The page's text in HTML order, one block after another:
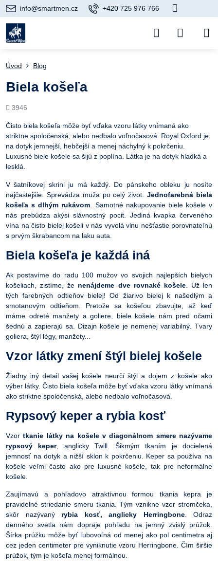
info@smartmen.cz +420 725 976 766
Úvod Blog
Biela košeľa
Počet
3946
Čisto biela košeľa môže byť vďaka vzoru látky vnímaná ako
striktne spoločenská, alebo nedbalo voľnočasová. Royal Oxford je
na dotyk jemnejší, hebčejší a menej náchylný k pokrčeniu.
Luxusné biele košele sa šijú z poplína. Látka je na dotyk hladká a
lesklá.
V šatníkovej skrini ju má každý. Do pánskeho obleku ju nosíte
najčastejšie. Sprevádza muža po celý život.Jednofarebná biela
košeľa s dlhým rukávom . Samotné nakupovanie biele košele v
nás prebúdza akýsi slávnostný pocit. Jediná kvapka červeného
vína na čisto bielej košeli v nás vyvolá vlnu nešťastie porovnateľnú
s prvým škrabancom na laku auta.
Biela košeľa je každá iná
Ak postavíme do radu 100 mužov vo svojich najlepších bielych
košeliach, zistíme, že nenájdeme dve rovnaké košele. Už len
tých farebných odtieňov bielej! Od žiarivo bielej k našedlým a
smotanovým odtieňom. Pretože sa košeľou zbavujte, až keď
máme odreté manžety a goliere, biele košele nám pred očami
šednú a zapierajú sa. Dizajn košele je nemenej variabilný. Tvary
goliera, štýl légy, manžety...
Vzor látky zmení štýl bielej košele
Žiadny iný detail vašej košele neurčí štýl a dojem z košele ako
výber látky. Čisto biela košeľa môže byť vďaka vzoru látky vnímaná
ako striktne spoločenská, alebo nedbalo voľnočasová.
Rypsový keper a rybia kosť
Vzortkanie látky na košele v diagonálnom smere nazývame
rypsový keper, anglicky Twill. Šikmým tkaním je docielená
jemnosť na dotyk a nižší sklon k pokrčeniu. Keper sa používa na
košele veľmi často ako pre luxusné košele, tak pre neformálne
košele.
Zaujímavú a pohľadovo atraktívnou formou tkania kepra je
pravidelné striedanie smeru tkania. Tým vznikne vzor stromčeka,
skôr nazývaný rybia kosť, anglicky Herringbone. Odraz
denného svetla nám dopraje pohľadu na jemný zvislý prúžok.
Šírka prúžku môže byť ľubovoľná od menej ako pol centimetra aj
cez jeden centimeter pre vyniknutie vzoru Herringbone. Čím širšie
prúžok, tým je košeľa menej formálnou.